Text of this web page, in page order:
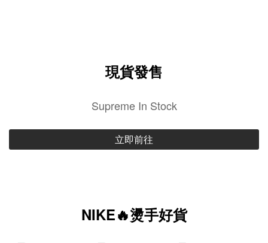
現貨發售
Supreme In Stock
立即前往
NIKE🔥燙手好貨